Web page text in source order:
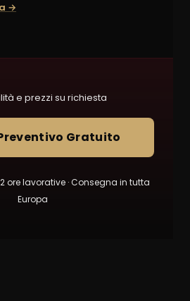
→
e prezzi su richiesta
Gratuito
ore lavorative · Consegna in tutta
Europa